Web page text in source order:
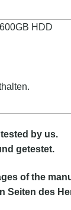
HDD
by us.
getestet.
of the
Seiten des